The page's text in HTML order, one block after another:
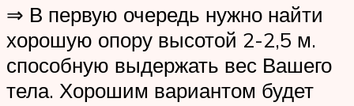
⇒ В первую очередь нужно найти
хорошую опору высотой 2-2,5 м.
способную выдержать вес Вашего
тела. Хорошим вариантом будет